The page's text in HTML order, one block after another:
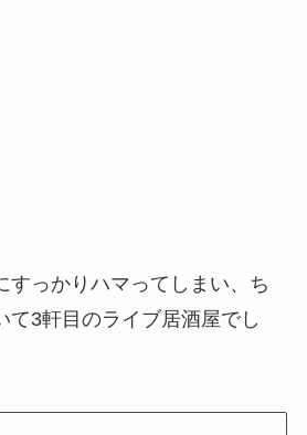
すっかりハマってしまい、ち
て3軒目のライブ居酒屋でし